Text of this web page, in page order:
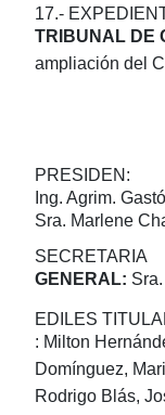
17.-
TRIBUNAL DE
ampliación del
PRESIDEN:
Ing. Agrim.
Sra. Marlene
SECRETARIA
GENERAL:
EDILES
: Milton
Domínguez,
Rodrigo Blás,